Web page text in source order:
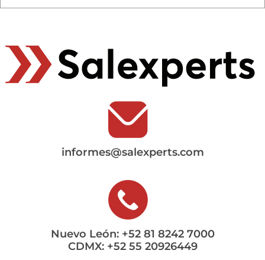
informes@salexperts.com
Nuevo León: +52 81 8242 7000
CDMX: +52 55 20926449